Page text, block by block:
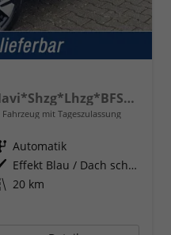
GS 1.2 107 kW GS*LED*Navi*Shzg*Lhzg*BFS*PDC*Cam*17"
Fahrzeug mit Tageszulassung
Getriebe Automatik
Außenfarbe
Effekt Blau / Dach schwarz
Kilometerstand 20 km